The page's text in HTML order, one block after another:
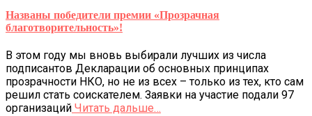
Названы победители премии «Прозрачная
благотворительность»!
В этом году мы вновь выбирали лучших из числа
подписантов Декларации об основных принципах
прозрачности НКО, но не из всех – только из тех, кто сам
решил стать соискателем. Заявки на участие подали 97
организаций Читать дальше…